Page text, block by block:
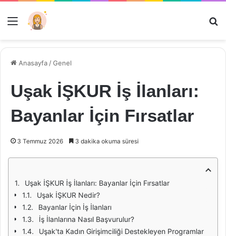
Menü
Anasayfa /Genel
Uşak İŞKUR İş İlanları:
Bayanlar İçin Fırsatlar
3 Temmuz 2026 3 dakika okuma süresi
Uşak İŞKUR İş İlanları: Bayanlar İçin Fırsatlar
Uşak İŞKUR Nedir?
Bayanlar İçin İş İlanları
İş İlanlarına Nasıl Başvurulur?
Uşak'ta Kadın Girişimciliği Destekleyen Programlar